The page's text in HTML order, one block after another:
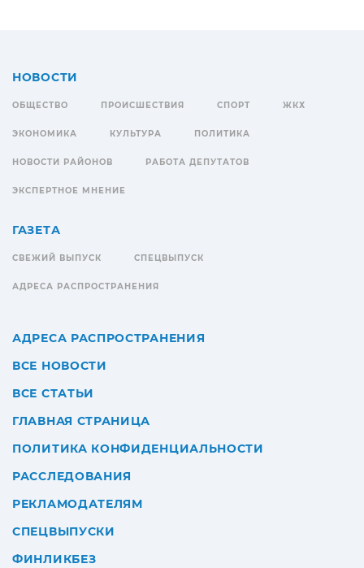
НОВОСТИ
ОБЩЕСТВО ПРОИСШЕСТВИЯ СПОРТ ЖКХ
ЭКОНОМИКА КУЛЬТУРА ПОЛИТИКА
НОВОСТИ РАЙОНОВ РАБОТА ДЕПУТАТОВ
ЭКСПЕРТНОЕ МНЕНИЕ
ГАЗЕТА
СВЕЖИЙ ВЫПУСК СПЕЦВЫПУСК
АДРЕСА РАСПРОСТРАНЕНИЯ
АДРЕСА РАСПРОСТРАНЕНИЯ
ВСЕ НОВОСТИ
ВСЕ СТАТЬИ
ГЛАВНАЯ СТРАНИЦА
ПОЛИТИКА КОНФИДЕНЦИАЛЬНОСТИ
РАССЛЕДОВАНИЯ
РЕКЛАМОДАТЕЛЯМ
СПЕЦВЫПУСКИ
ФИНЛИКБЕЗ